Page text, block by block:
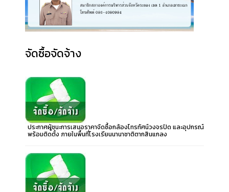
จัดซื้อจัดจ้าง
ประกาศผู้ชนะการเสนอราคาจัดซื้อกล้องโทรทัศน์วงจรปิด และอุปกรณ์
พร้อมติดตั้ง ภายในพื้นที่โรงเรียนนานาชาติตากสินแกลง